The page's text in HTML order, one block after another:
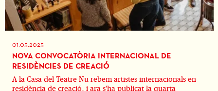
01.05.2025
NOVA CONVOCATÒRIA INTERNACIONAL DE
RESIDÈNCIES DE CREACIÓ
A la Casa del Teatre Nu rebem artistes internacionals en
residència de creació, i ara s'ha publicat la quarta